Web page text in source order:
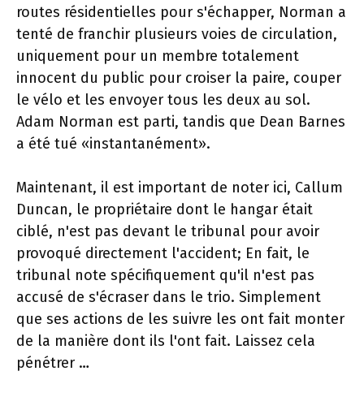
routes résidentielles pour s'échapper, Norman a
tenté de franchir plusieurs voies de circulation,
uniquement pour un membre totalement
innocent du public pour croiser la paire, couper
le vélo et les envoyer tous les deux au sol.
Adam Norman est parti, tandis que Dean Barnes
a été tué «instantanément».
Maintenant, il est important de noter ici, Callum
Duncan, le propriétaire dont le hangar était
ciblé, n'est pas devant le tribunal pour avoir
provoqué directement l'accident; En fait, le
tribunal note spécifiquement qu'il n'est pas
accusé de s'écraser dans le trio. Simplement
que ses actions de les suivre les ont fait monter
de la manière dont ils l'ont fait. Laissez cela
pénétrer …